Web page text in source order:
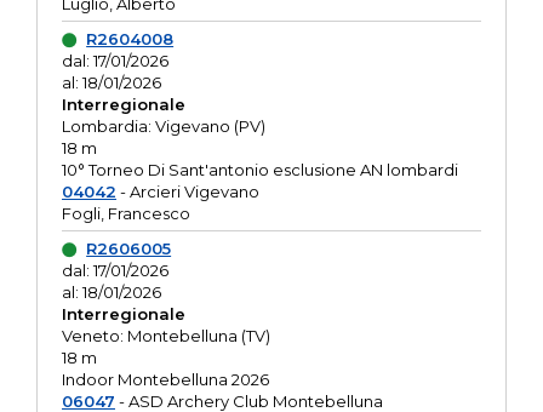
R2604008
dal: 17/01/2026
al: 18/01/2026
Interregionale
Lombardia: Vigevano (PV)
18 m
10° Torneo Di Sant'antonio esclusione AN lombardi
04042 - Arcieri Vigevano
Fogli, Francesco
R2606005
dal: 17/01/2026
al: 18/01/2026
Interregionale
Veneto: Montebelluna (TV)
18 m
Indoor Montebelluna 2026
06047 - ASD Archery Club Montebelluna